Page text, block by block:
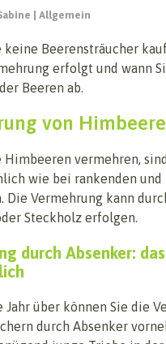
Allgemein
keine Beerensträucher
erfolgt und wann
Beeren ab.
von
Himbeeren vermehren,
wie bei rankenden
Die Vermehrung kann
Steckholz erfolgen.
durch Absenker:
Jahr über können Sie die
durch Absenker